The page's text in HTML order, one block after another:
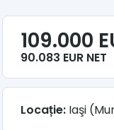
109.000
90.083 EUR NET
Locație: Iaşi